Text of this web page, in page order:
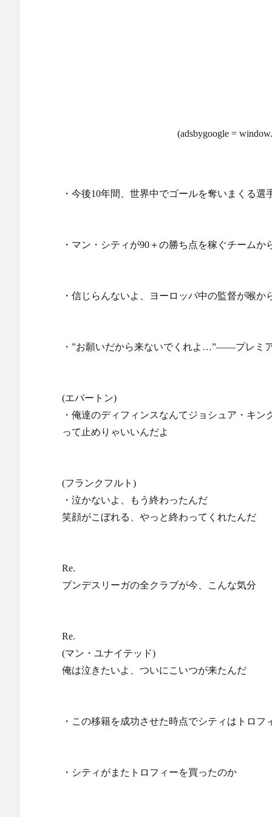
(adsbygoogle =
・今後10年間、世界中でゴールを奪いまくる選
・マン・シティが90＋の勝ち点を稼ぐチーム
・信じらんないよ、ヨーロッパ中の監督が喉
・”お願いだから来ないでくれよ…”――プレミ
(エバートン)
・俺達のディフィンスなんてジョシュア・キ
って止めりゃいいんだよ
(フランクフルト)
・泣かないよ、もう終わったんだ
笑顔がこぼれる、やっと終わってくれたんだ
Re.
ブンデスリーガの全クラブが今、こんな気分
Re.
(マン・ユナイテッド)
俺は泣きたいよ、ついにこいつが来たんだ
・この移籍を成功させた時点でシティはトロ
・シティがまたトロフィーを買ったのか